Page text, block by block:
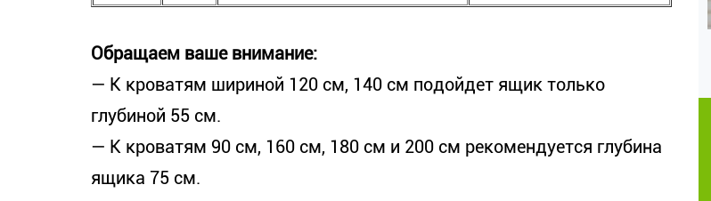
Обращаем ваше внимание:
— К кроватям шириной 120 см, 140 см подойдет ящик только
глубиной 55 см.
— К кроватям 90 см, 160 см, 180 см и 200 см рекомендуется глубина
ящика 75 см.